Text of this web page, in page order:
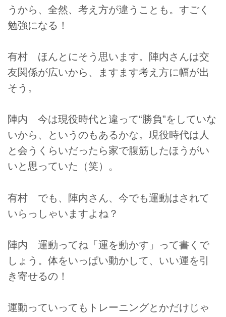
うから、全然、考え方が違うことも。すごく
勉強になる！
有村 ほんとにそう思います。陣内さんは交
友関係が広いから、ますます考え方に幅が出
そう。
陣内 今は現役時代と違って“勝負”をしていな
いから、というのもあるかな。現役時代は人
と会うくらいだったら家で腹筋したほうがい
いと思っていた（笑）。
有村 でも、陣内さん、今でも運動はされて
いらっしゃいますよね？
陣内 運動ってね「運を動かす」って書くで
しょう。体をいっぱい動かして、いい運を引
き寄せるの！
運動っていってもトレーニングとかだけじゃ